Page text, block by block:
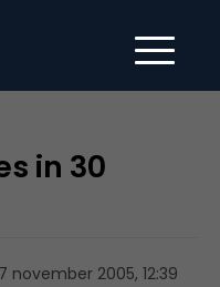
in 30
november 2005, 12:39